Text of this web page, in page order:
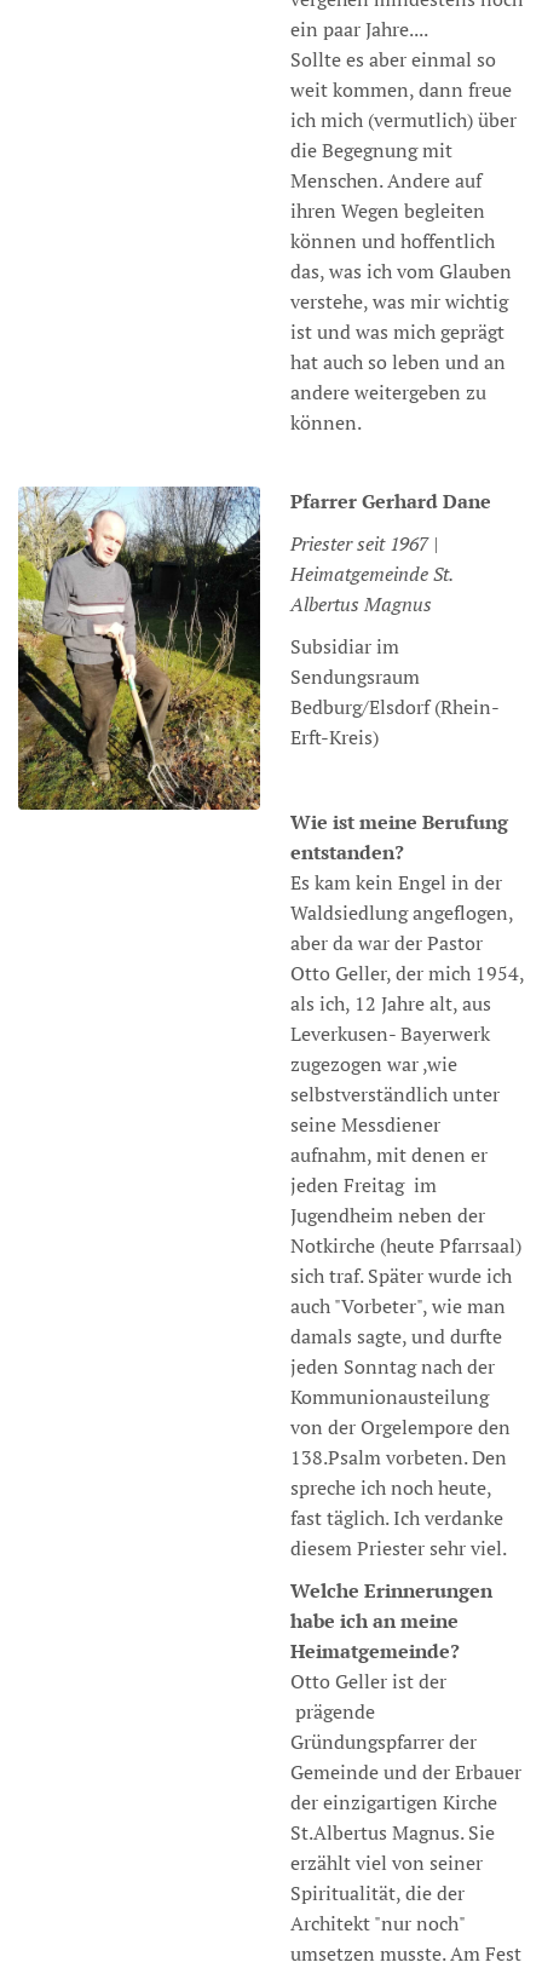
ein paar Jahre....
Sollte es aber einmal so
weit kommen, dann freue
ich mich (vermutlich) über
die Begegnung mit
Menschen. Andere auf
ihren Wegen begleiten
können und hoffentlich
das, was ich vom Glauben
verstehe, was mir wichtig
ist und was mich geprägt
hat auch so leben und an
andere weitergeben zu
können.
PfarrerGerhardDane
Priester seit 1967 |
Heimatgemeinde St.
Albertus Magnus
Subsidiar im
Sendungsraum
Bedburg/Elsdorf (Rhein-
Erft-Kreis)
Wie ist meine Berufung
entstanden?
Es kam kein Engel in der
Waldsiedlung angeflogen,
aber da war der Pastor
Otto Geller, der mich 1954,
als ich, 12 Jahre alt, aus
Leverkusen- Bayerwerk
zugezogen war ,wie
selbstverständlich unter
seine Messdiener
aufnahm, mit denen er
jeden Freitag im
Jugendheim neben der
Notkirche (heute Pfarrsaal)
sich traf. Später wurde ich
auch "Vorbeter", wie man
damals sagte, und durfte
jeden Sonntag nach der
Kommunionausteilung
von der Orgelempore den
138.Psalm vorbeten. Den
spreche ich noch heute,
fast täglich. Ich verdanke
diesem Priester sehr viel.
Welche Erinnerungen
habe ich an meine
Heimatgemeinde?
Otto Geller ist der
prägende
Gründungspfarrer der
Gemeinde und der Erbauer
der einzigartigen Kirche
St.Albertus Magnus. Sie
erzählt viel von seiner
Spiritualität, die der
Architekt "nur noch"
umsetzen musste. Am Fest